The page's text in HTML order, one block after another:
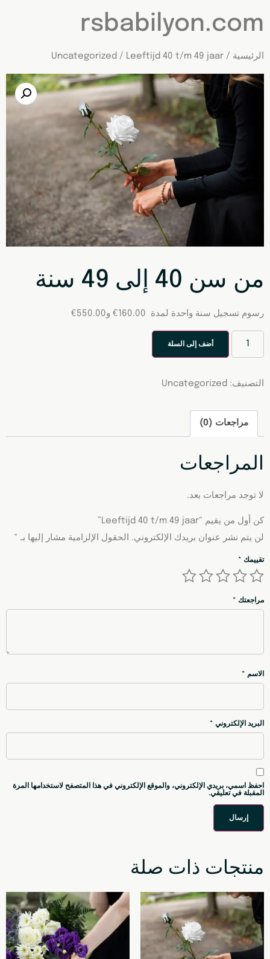
rsbabilyon.com
الرئيسية /
Uncategorized / Leeftijd 40 t/m 49 jaar
من سن 40 إلى 49 سنة
رسوم تسجيل ⁦ €160.00
€550.00
أضف إلى السلة
التصنيف: Uncategorized
مراجعات (0)
المراجعات
لا توجد مراجعات بعد.
كن أول من يقيم “Leeftijd 40 t/m 49 jaar”
لن يتم نشر عنوان بريدك الإلكتروني.
الحقول الإلزامية مشار إليها بـ *
تقييمك *
مراجعتك *
الاسم *
البريد الإلكتروني *
احفظ اسمي، بريدي الإلكتروني، والموقع الإلكتروني في هذا المتصفح لاستخدامها المرة
المقبلة في تعليقي.
منتجات ذات صلة